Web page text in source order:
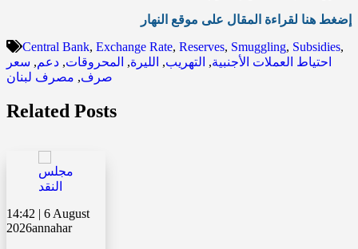
إضغط هنا لقراءة المقال على موقع النهار
Central Bank, Exchange Rate, Reserves, Smuggling, Subsidies,
احتياط العملات الأجنبية, التهريب, الليرة, المحروقات, دعم, سعر
صرف, مصرف لبنان
Related Posts
14:42 | 6 August
2026annahar